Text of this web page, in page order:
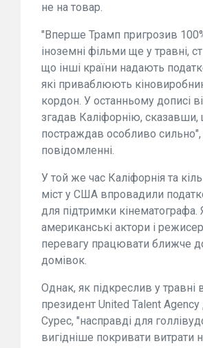
не на товар.
"Вперше Трамп пригрозив
іноземні фільми ще у травні,
що інші країни надають
які приваблюють
кордон. У останньому дописі
згадав Каліфорнію,
постраждав особливо
повідомленні.
У той же час Каліфорнія та
міст у США впровадили
для підтримки кінематографа.
американські актори і
перевагу працювати ближче
домівок.
Однак, як підкреслив у травні
президент United Talent
Сурес, "насправді для
вигідніше покривати витрати